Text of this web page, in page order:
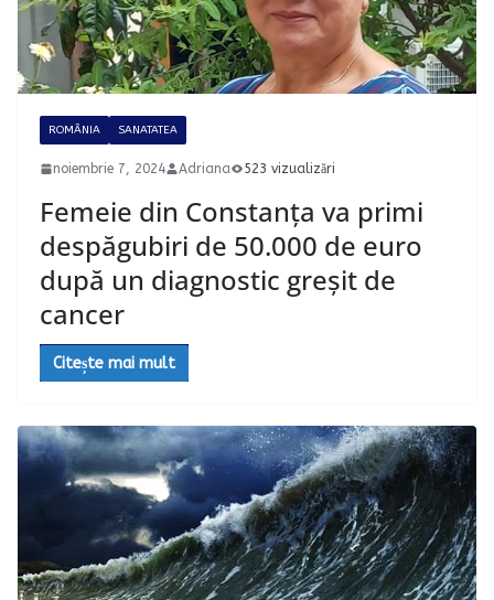
ROMÂNIA SANATATEA
noiembrie 7, 2024 Adriana 523 vizualizări
Femeie din Constanța va primi
despăgubiri de 50.000 de euro
după un diagnostic greșit de
cancer
Citește mai mult